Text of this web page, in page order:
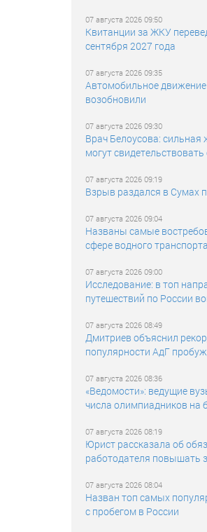
07 августа 2026 09:50
Квитанции за ЖКУ
сентября 2027 года
07 августа 2026 09:35
Автомобильное
возобновили
07 августа 2026 09:30
Врач Белоусова: сильная
могут
07 августа 2026 09:19
Взрыв раздался в Сумах
07 августа 2026 09:04
Названы самые
сфере водного транспорта
07 августа 2026 09:00
Исследование: в топ
путешествий по России
07 августа 2026 08:49
Дмитриев объяснил
популярности АдГ
07 августа 2026 08:36
«Ведомости»: ведущие
числа олимпиадников на
07 августа 2026 08:19
Юрист рассказала об
работодателя повышать
07 августа 2026 08:04
Назван топ самых
с пробегом в России